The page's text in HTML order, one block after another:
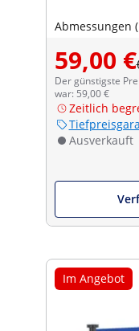
Abmessungen
59,00 €
Der günstigste
war: 59,00 €
Zeitlich
Ausverkauft
Im Angebot